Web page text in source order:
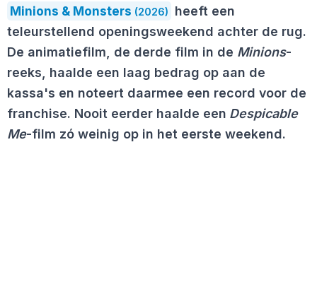
Minions & Monsters (2026)
heeft een
teleurstellend openingsweekend achter de rug.
De animatiefilm, de derde film in de Minions-
reeks, haalde een laag bedrag op aan de
kassa's en noteert daarmee een record voor de
franchise. Nooit eerder haalde een Despicable
Me-film zó weinig op in het eerste weekend.